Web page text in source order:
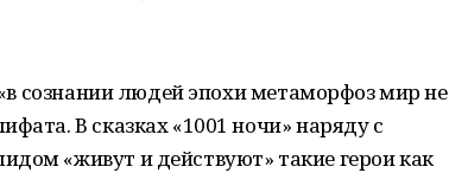
сознании людей эпохи метаморфоз мир не
В сказках «1001 ночи» наряду с
«живут и действуют» такие герои как